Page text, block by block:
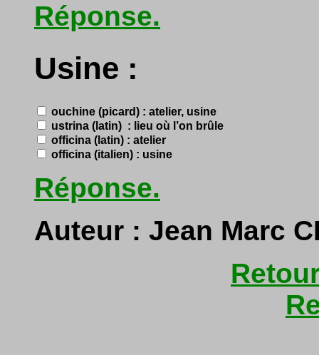
Réponse.
Usine :
ouchine (picard) : atelier, usine
ustrina (latin) : lieu où l’on brûle
officina (latin) : atelier
officina (italien) : usine
Réponse.
Auteur : Jean Marc